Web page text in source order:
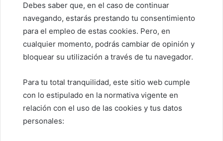
Debes saber que, en el caso de continuar
navegando, estarás prestando tu consentimiento
para el empleo de estas cookies. Pero, en
cualquier momento, podrás cambiar de opinión y
bloquear su utilización a través de tu navegador.
Para tu total tranquilidad, este sitio web cumple
con lo estipulado en la normativa vigente en
relación con el uso de las cookies y tus datos
personales: